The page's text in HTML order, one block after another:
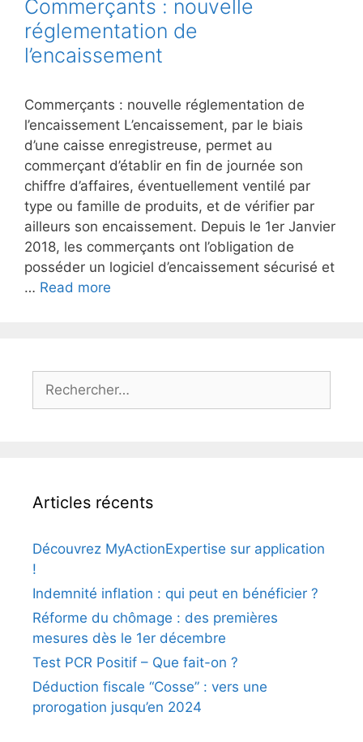
Commerçants : nouvelle
réglementation de
l’encaissement
Commerçants : nouvelle réglementation de
l’encaissement L’encaissement, par le biais
d’une caisse enregistreuse, permet au
commerçant d’établir en fin de journée son
chiffre d’affaires, éventuellement ventilé par
type ou famille de produits, et de vérifier par
ailleurs son encaissement. Depuis le 1er Janvier
2018, les commerçants ont l’obligation de
posséder un logiciel d’encaissement sécurisé et
… Read more
Articles récents
Découvrez MyActionExpertise sur application
!
Indemnité inflation : qui peut en bénéficier ?
Réforme du chômage : des premières
mesures dès le 1er décembre
Test PCR Positif – Que fait-on ?
Déduction fiscale “Cosse” : vers une
prorogation jusqu’en 2024